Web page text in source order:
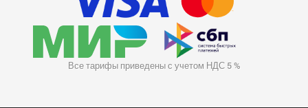
Все тарифы приведены с учетом НДС 5 %